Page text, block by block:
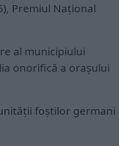
Premiul Naţional
al municipiului
onorifică a oraşului
foştilor germani